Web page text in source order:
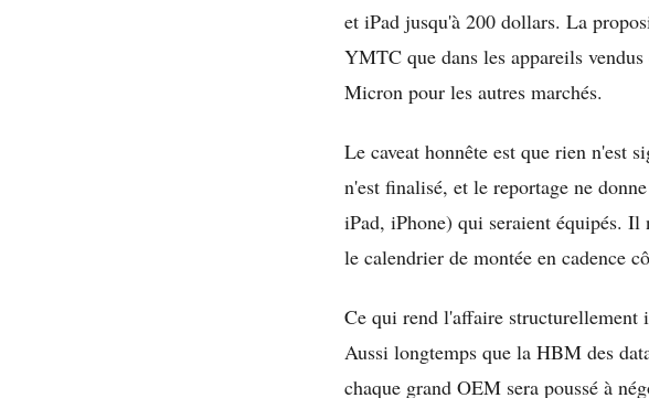
et iPad jusqu'à 200 dollars. La
YMTC que dans les appareils
Micron pour les autres marchés.
Le caveat honnête est que rien n'est
n'est finalisé, et le reportage ne
iPad, iPhone) qui seraient équipés.
le calendrier de montée en cadence
Ce qui rend l'affaire structurellement
Aussi longtemps que la HBM des
chaque grand OEM sera poussé à